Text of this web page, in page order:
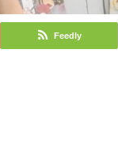
Feedly